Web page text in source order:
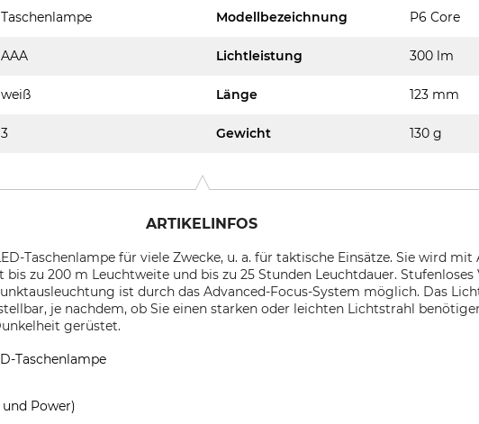
Taschenlampe Modellbezeichnung P6 Core
AAA Lichtleistung 300 lm
weiß Länge 123 mm
3 Gewicht 130 g
ARTIKELINFOS
Taschenlampe für viele Zwecke, u. a. für taktische Einsätze. Sie wird
zu 200 m Leuchtweite und bis zu 25 Stunden Leuchtdauer. Stufenloses
ist durch das Advanced-Focus-System möglich. Das
je nachdem, ob Sie einen starken oder leichten Lichtstrahl
gerüstet.
Taschenlampe
Power)